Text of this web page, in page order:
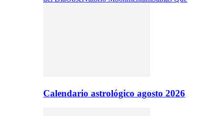
Calendario astrológico agosto 2026